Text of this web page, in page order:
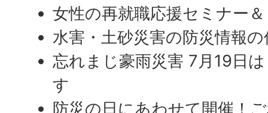
女性の再就職応援セミナー
水害・土砂災害の防災情報
忘れまじ豪雨災害 7月19日
す
防災の日にあわせて開催！